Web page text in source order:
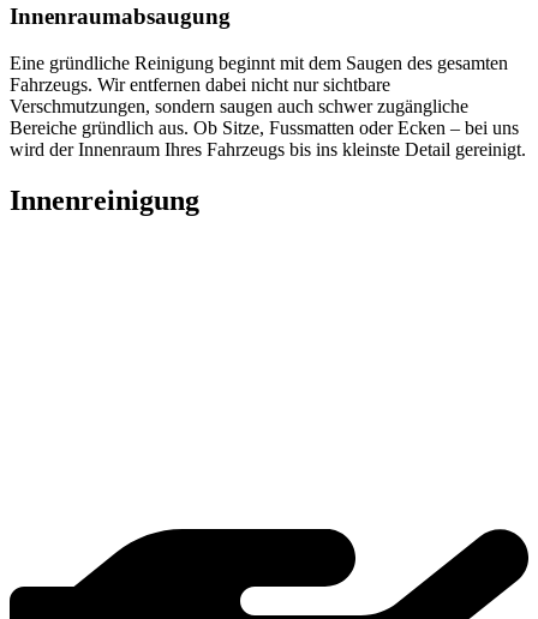
Innenraumabsaugung
Eine gründliche Reinigung beginnt mit dem Saugen des gesamten
Fahrzeugs. Wir entfernen dabei nicht nur sichtbare
Verschmutzungen, sondern saugen auch schwer zugängliche
Bereiche gründlich aus. Ob Sitze, Fussmatten oder Ecken – bei uns
wird der Innenraum Ihres Fahrzeugs bis ins kleinste Detail gereinigt.
Innenreinigung